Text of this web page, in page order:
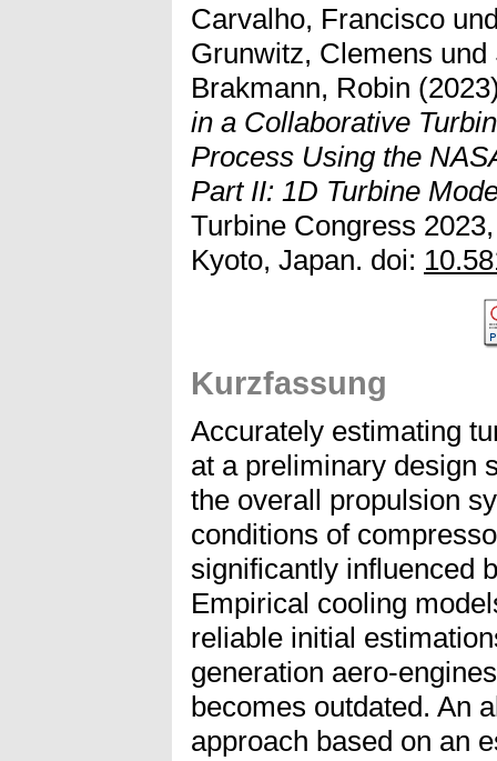
Carvalho, Francisco
Grunwitz, Clemens und
Brakmann, Robin
in a Collaborative
Process Using the
Part II: 1D Turbine
Turbine Congress
Kyoto, Japan. doi:
Kurzfassung
Accurately estimating
at a preliminary design
the overall propulsion
conditions of
significantly influenced
Empirical cooling
reliable initial
generation aero-
becomes outdated. An
approach based on an